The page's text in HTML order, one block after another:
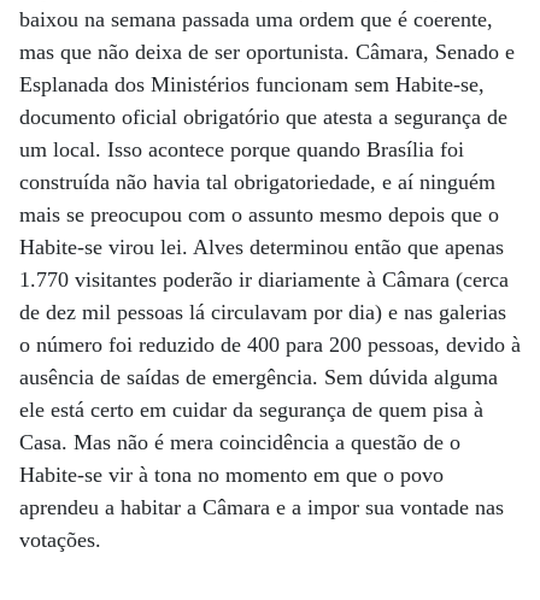
baixou na semana passada uma ordem que é coerente,
mas que não deixa de ser oportunista. Câmara, Senado e
Esplanada dos Ministérios funcionam sem Habite-se,
documento oficial obrigatório que atesta a segurança de
um local. Isso acontece porque quando Brasília foi
construída não havia tal obrigatoriedade, e aí ninguém
mais se preocupou com o assunto mesmo depois que o
Habite-se virou lei. Alves determinou então que apenas
1.770 visitantes poderão ir diariamente à Câmara (cerca
de dez mil pessoas lá circulavam por dia) e nas galerias
o número foi reduzido de 400 para 200 pessoas, devido à
ausência de saídas de emergência. Sem dúvida alguma
ele está certo em cuidar da segurança de quem pisa à
Casa. Mas não é mera coincidência a questão de o
Habite-se vir à tona no momento em que o povo
aprendeu a habitar a Câmara e a impor sua vontade nas
votações.